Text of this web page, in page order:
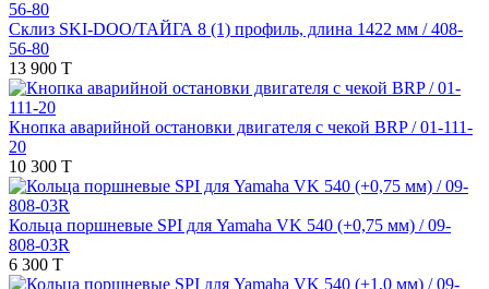
Склиз SKI-DOO/ТАЙГА 8 (1) профиль, длина 1422 мм / 408-
56-80
13 900 T
Кнопка аварийной остановки двигателя с чекой BRP / 01-111-
20
10 300 T
Кольца поршневые SPI для Yamaha VK 540 (+0,75 мм) / 09-
808-03R
6 300 T